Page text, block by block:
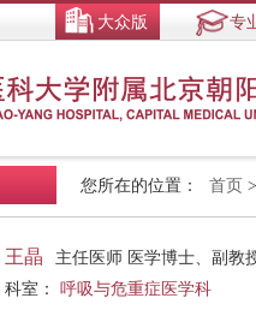
大众版 专
您所在的位置： 首页
王晶
主任医师 医学博士、副教
科室： 呼吸与危重症医学科